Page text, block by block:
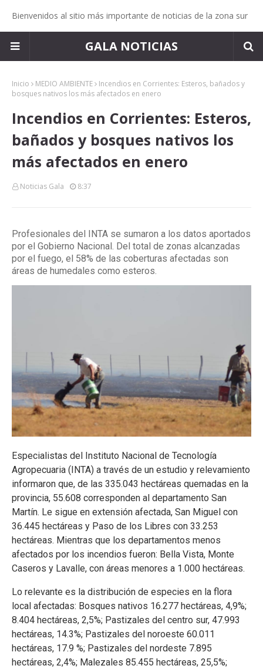
Bienvenidos al sitio más importante de noticias de la zona sur
GALA NOTICIAS
Inicio MEDIO AMBIENTE
Incendios en Corrientes: Esteros, bañados y
bosques nativos los más afectados en enero
Incendios en Corrientes: Esteros,
bañados y bosques nativos los
más afectados en enero
Noticias Gala 8:37
Profesionales del INTA se sumaron a los datos aportados
por el Gobierno Nacional. Del total de zonas alcanzadas
por el fuego, el 58% de las coberturas afectadas son
áreas de humedales como esteros.
Especialistas del Instituto Nacional de Tecnología
Agropecuaria (INTA) a través de un estudio y relevamiento
informaron que, de las 335.043 hectáreas quemadas en la
provincia, 55.608 corresponden al departamento San
Martín. Le sigue en extensión afectada, San Miguel con
36.445 hectáreas y Paso de los Libres con 33.253
hectáreas. Mientras que los departamentos menos
afectados por los incendios fueron: Bella Vista, Monte
Caseros y Lavalle, con áreas menores a 1.000 hectáreas.
Lo relevante es la distribución de especies en la flora
local afectadas: Bosques nativos 16.277 hectáreas, 4,9%;
8.404 hectáreas, 2,5%; Pastizales del centro sur, 47.993
hectáreas, 14.3%; Pastizales del noroeste 60.011
hectáreas, 17.9 %; Pastizales del nordeste 7.895
hectáreas, 2,4%; Malezales 85.455 hectáreas, 25,5%;